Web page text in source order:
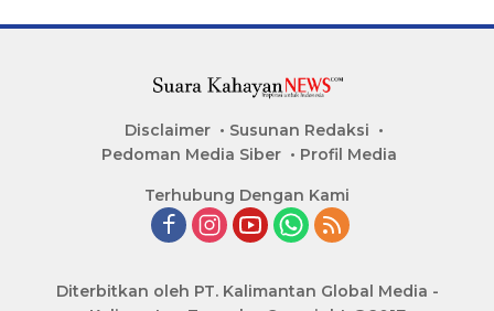
Disclaimer
Susunan Redaksi
Pedoman Media Siber
Profil Media
Terhubung Dengan Kami
Diterbitkan oleh PT. Kalimantan Global Media -